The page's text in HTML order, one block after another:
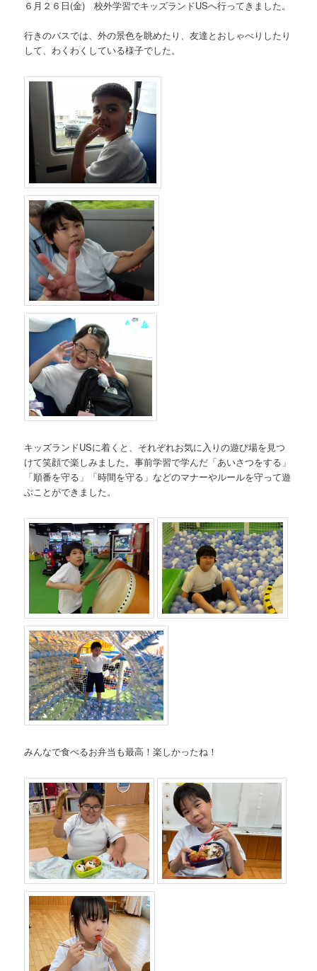
６月２６日(金) 校外学習でキッズランドUSへ行ってきました。
行きのバスでは、外の景色を眺めたり、友達とおしゃべりしたり
して、わくわくしている様子でした。
キッズランドUSに着くと、それぞれお気に入りの遊び場を見つ
けて笑顔で楽しみました。事前学習で学んだ「あいさつをする」
「順番を守る」「時間を守る」などのマナーやルールを守って遊
ぶことができました。
みんなで食べるお弁当も最高！楽しかったね！